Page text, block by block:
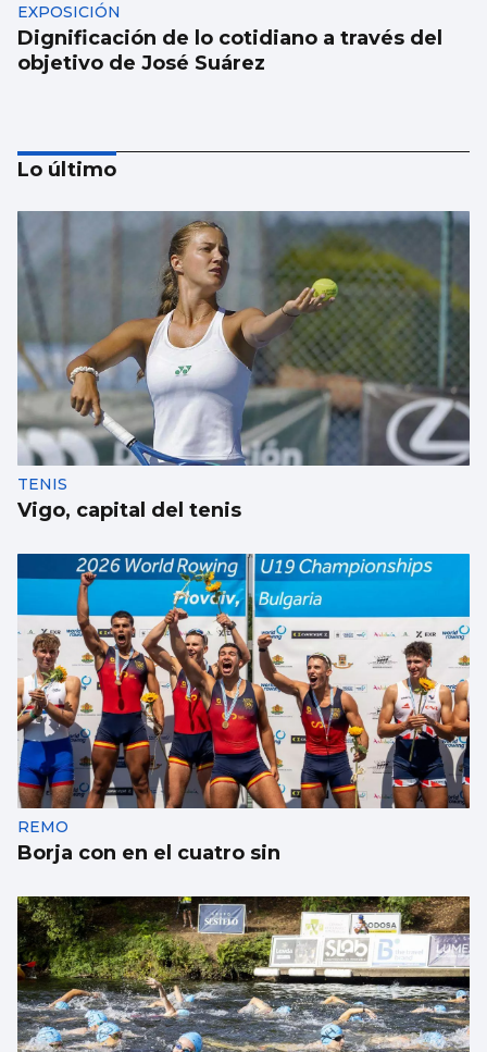
EXPOSICIÓN
Dignificación de lo cotidiano a través del
objetivo de José Suárez
MÚSICA
Lucas Paulano representará a España en
Eurovisión Junior 2026
Lo último
TENIS
Vigo, capital del tenis
REMO
Borja con en el cuatro sin